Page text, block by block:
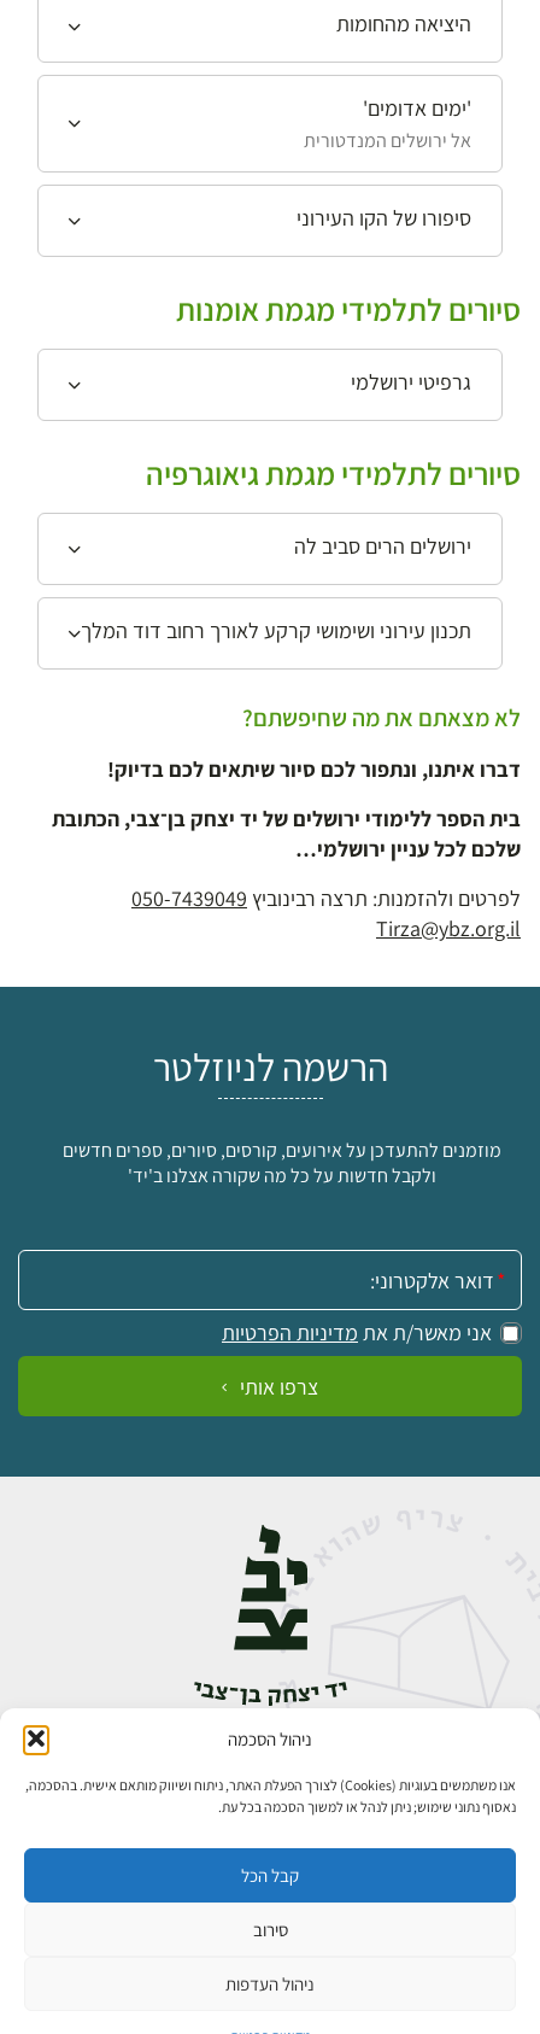
ניהול הסכמה
אנו משתמשים בעוגיות (Cookies) לצורך הפעלת האתר, ניתוח ושיווק מותאם אישית. בהסכמה,
נאסוף נתוני שימוש; ניתן לנהל או למשוך הסכמה בכל עת.
קבל הכל
סירוב
ניהול העדפות
היציאה מהחומות
'ימים אדומים'
אל ירושלים המנדטורית
סיפורו של הקו העירוני
סיורים לתלמידי מגמת אומנות
גרפיטי ירושלמי
סיורים לתלמידי מגמת גיאוגרפיה
ירושלים הרים סביב לה
תכנון עירוני ושימושי קרקע לאורך רחוב דוד המלך
לא מצאתם את מה שחיפשתם?
דברו איתנו, ונתפור לכם סיור שיתאים לכם בדיוק!
בית הספר ללימודי ירושלים של יד יצחק בן־צבי, הכתובת
שלכם לכל עניין ירושלמי…
לפרטים ולהזמנות: תרצה רבינוביץ 050-7439049
Tirza@ybz.org.il
הרשמה לניוזלטר
מוזמנים להתעדכן על אירועים, קורסים, סיורים, ספרים חדשים
ולקבל חדשות על כל מה שקורה אצלנו ב'יד'
אימייל:
אני מאשר/ת את מדיניות הפרטיות
צרפו אותי
אבן גבירול 14, רחביה, ירושלים
פיתוח אתרים